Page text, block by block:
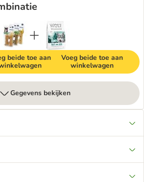
beide toe aan
Voeg beide toe aan
winkelwagen
Gegevens bekijken